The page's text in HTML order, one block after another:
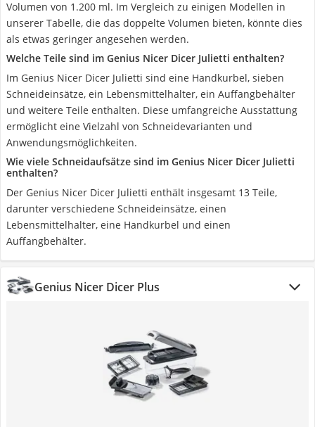
Volumen von 1.200 ml. Im Vergleich zu einigen Modellen in
unserer Tabelle, die das doppelte Volumen bieten, könnte dies
als etwas geringer angesehen werden.
Welche Teile sind im Genius Nicer Dicer Julietti enthalten?
Im Genius Nicer Dicer Julietti sind eine Handkurbel, sieben
Schneideinsätze, ein Lebensmittelhalter, ein Auffangbehälter
und weitere Teile enthalten. Diese umfangreiche Ausstattung
ermöglicht eine Vielzahl von Schneidevarianten und
Anwendungsmöglichkeiten.
Wie viele Schneidaufsätze sind im Genius Nicer Dicer Julietti
enthalten?
Der Genius Nicer Dicer Julietti enthält insgesamt 13 Teile,
darunter verschiedene Schneideinsätze, einen
Lebensmittelhalter, eine Handkurbel und einen
Auffangbehälter.
Genius Nicer Dicer Plus